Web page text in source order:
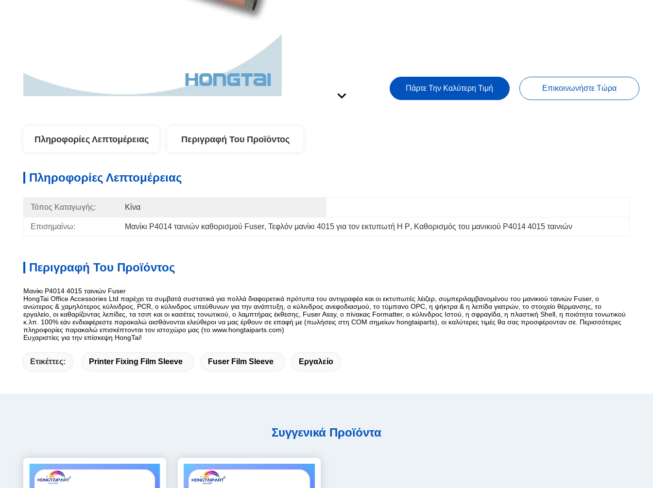
Πάρτε Την Καλύτερη Τιμή Επικοινωνήστε Τώρα
Πληροφορίες Λεπτομέρειας Περιγραφή Του Προϊόντος
Πληροφορίες Λεπτομέρειας
Τόπος Καταγωγής: Κίνα
Επισημαίνω: Μανίκι P4014 ταινιών καθορισμού Fuser, Τεφλόν μανίκι 4015 για τον εκτυπωτή H P, Καθορισμός του μανικιού P4014 4015 ταινιών
Περιγραφή Του Προϊόντος
Μανίκι P4014 4015 ταινιών Fuser
HongTai Office Accessories Ltd παρέχει τα συμβατά συστατικά για πολλά διαφορετικά πρότυπα του αντιγραφέα και οι εκτυπωτές λέιζερ, συμπεριλαμβανομένου του μανικιού ταινιών Fuser, ο
ανώτερος & χαμηλότερος κύλινδρος, PCR, ο κύλινδρος υπεύθυνων για την ανάπτυξη, ο κύλινδρος ανεφοδιασμού, το τύμπανο OPC, η ψήκτρα & η λεπίδα γιατρών, το στοιχείο θέρμανσης, το
εργαλείο, οι καθαρίζοντας λεπίδες, τα τσιπ και οι κασέτες τονωτικού, ο λαμπτήρας έκθεσης, Fuser Assy, ο πίνακας Formatter, ο κύλινδρος Ιστού, η σφραγίδα, η πλαστική Shell, η ποιότητα τονωτικού
κ.λπ. 100% εάν ενδιαφέρεστε παρακαλώ αισθάνονται ελεύθεροι να μας έρθουν σε επαφή με (πωλήσεις στη COM σημείων hongtaiparts), οι καλύτερες τιμές θα σας προσφέρονταν σε. Περισσότερες
πληροφορίες παρακαλώ επισκέπτονται τον ιστοχώρο μας (το www.hongtaiparts.com)
Ευχαριστίες για την επίσκεψη HongTai!
Ετικέττες: Printer Fixing Film Sleeve Fuser Film Sleeve Εργαλείο
Συγγενικά Προϊόντα